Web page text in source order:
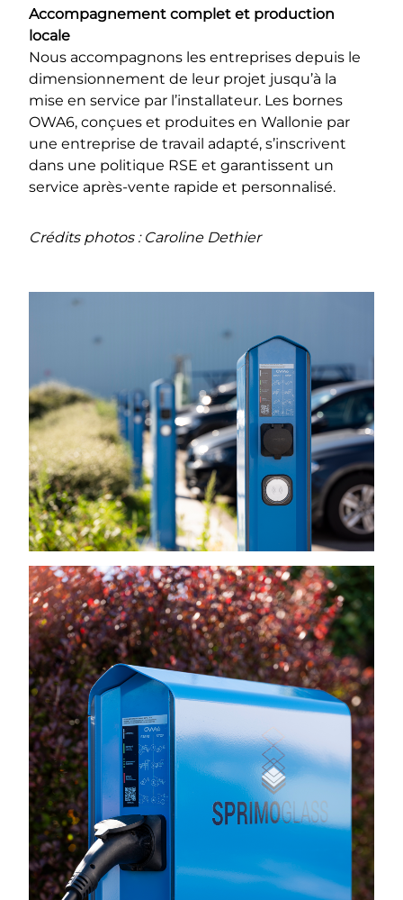
Accompagnement complet et production
locale
Nous accompagnons les entreprises depuis le
dimensionnement de leur projet jusqu’à la
mise en service par l’installateur. Les bornes
OWA6, conçues et produites en Wallonie par
une entreprise de travail adapté, s’inscrivent
dans une politique RSE et garantissent un
service après-vente rapide et personnalisé.
Crédits photos : Caroline Dethier